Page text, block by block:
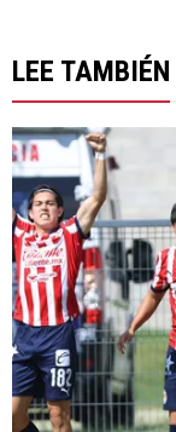
LEE TAMBIÉN